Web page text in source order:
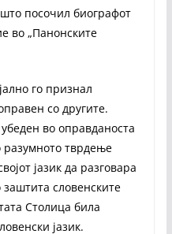
посочил биографот
во „Панонските
го признал
со другите.
во оправданоста
разумното тврдење
јазик да разговара
словенските
Столица била
јазик.